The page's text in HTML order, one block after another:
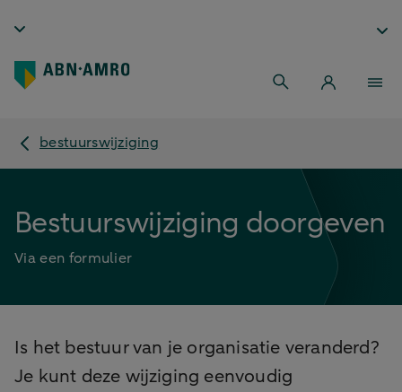
bestuurswijziging
Bestuurswijziging doorgeven
Via een formulier
Is het bestuur van je organisatie veranderd?
Je kunt deze wijziging eenvoudig